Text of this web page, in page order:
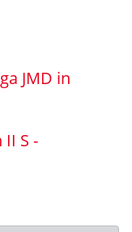
JMD in
S -